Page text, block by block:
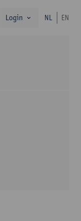
zoekLogin NL EN